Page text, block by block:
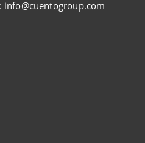
info@cuentogroup.com